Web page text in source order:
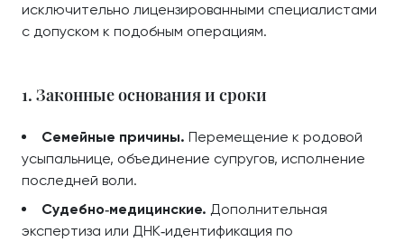
исключительно лицензированными специалистами
с допуском к подобным операциям.
1. Законные основания и сроки
Семейные причины. Перемещение к родовой
усыпальнице, объединение супругов, исполнение
последней воли.
Судебно‑медицинские. Дополнительная
экспертиза или ДНК‑идентификация по